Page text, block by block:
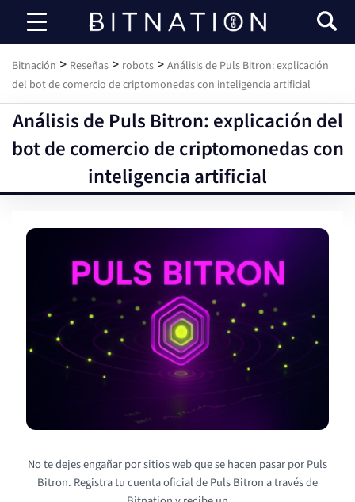
Bitnación
Bitnación > Reseñas > robots > Análisis de Puls Bitron: explicación
del bot de comercio de criptomonedas con inteligencia artificial
Análisis de Puls Bitron: explicación del
bot de comercio de criptomonedas con
inteligencia artificial
No te dejes engañar por sitios web que se hacen pasar por Puls
Bitron. Registra tu cuenta oficial de Puls Bitron a través de